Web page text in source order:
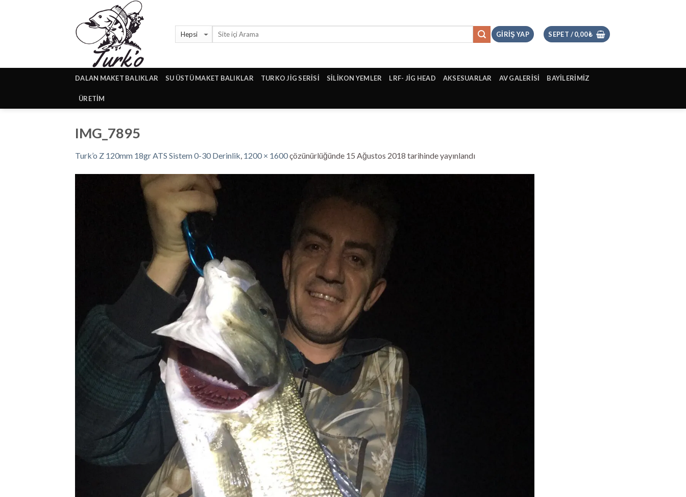
GIRIŞ YAP SEPET /0,00₺
DALAN MAKET BALIKLAR SU ÜSTÜ MAKET BALIKLAR TURKO JİG SERİSİ SİLİKON YEMLER LRF- JİG HEAD AKSESUARLAR AV GALERİSİ BAYİLERİMİZ
ÜRETİM
IMG_7895
Turk’o Z 120mm 18gr ATS Sistem 0-30 Derinlik 1200 × 1600çözünürlüğünde 15 Ağustos 2018 tarihinde yayınlandı